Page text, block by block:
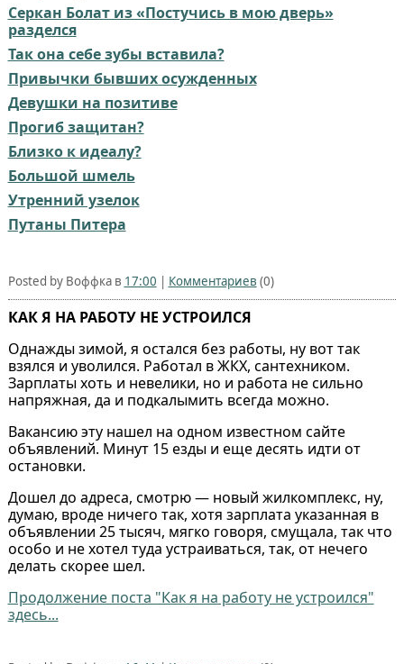
Серкан Болат из «Постучись в мою дверь»
разделся
Так она себе зубы вставила?
Привычки бывших осужденных⁠⁠
Девушки на позитиве
Прогиб защитан?
Близко к идеалу?
Большой шмель⁠
Утренний узелок
Путаны Питера
Posted by Воффка в 17:00 | Комментариев (0)
КАК Я НА РАБОТУ НЕ УСТРОИЛСЯ
Однажды зимой, я остался без работы, ну вот так
взялся и уволился. Работал в ЖКХ, сантехником.
Зарплаты хоть и невелики, но и работа не сильно
напряжная, да и подкалымить всегда можно.
Вакансию эту нашел на одном известном сайте
объявлений. Минут 15 езды и еще десять идти от
остановки.
Дошел до адреса, смотрю — новый жилкомплекс, ну,
думаю, вроде ничего так, хотя зарплата указанная в
объявлении 25 тысяч, мягко говоря, смущала, так что
особо и не хотел туда устраиваться, так, от нечего
делать скорее шел.
Продолжение поста "Как я на работу не устроился"
здесь...